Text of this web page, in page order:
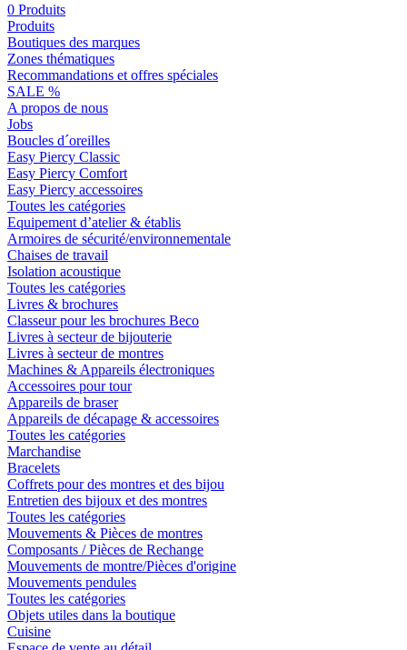
0 Produits
Produits
Boutiques des marques
Zones thématiques
Recommandations et offres spéciales
SALE %
A propos de nous
Jobs
Boucles d´oreilles
Easy Piercy Classic
Easy Piercy Comfort
Easy Piercy accessoires
Toutes les catégories
Equipement d’atelier & établis
Armoires de sécurité/environnementale
Chaises de travail
Isolation acoustique
Toutes les catégories
Livres & brochures
Classeur pour les brochures Beco
Livres à secteur de bijouterie
Livres à secteur de montres
Machines & Appareils électroniques
Accessoires pour tour
Appareils de braser
Appareils de décapage & accessoires
Toutes les catégories
Marchandise
Bracelets
Coffrets pour des montres et des bijou
Entretien des bijoux et des montres
Toutes les catégories
Mouvements & Pièces de montres
Composants / Pièces de Rechange
Mouvements de montre/Pièces d'origine
Mouvements pendules
Toutes les catégories
Objets utiles dans la boutique
Cuisine